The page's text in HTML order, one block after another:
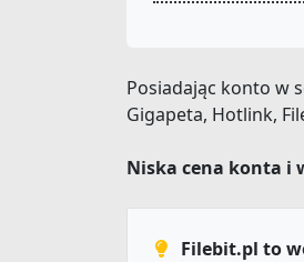
Posiadając konto w
Gigapeta, Hotlink,
Niska cena konta i
Filebit.pl to